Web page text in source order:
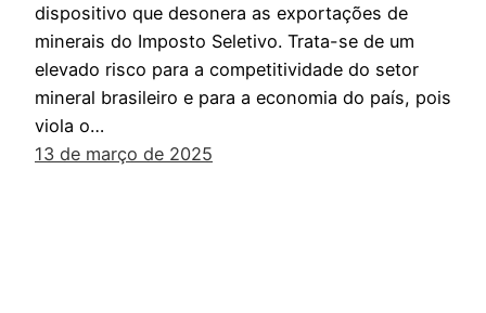
dispositivo que desonera as exportações de
minerais do Imposto Seletivo. Trata-se de um
elevado risco para a competitividade do setor
mineral brasileiro e para a economia do país, pois
viola o…
13 de março de 2025